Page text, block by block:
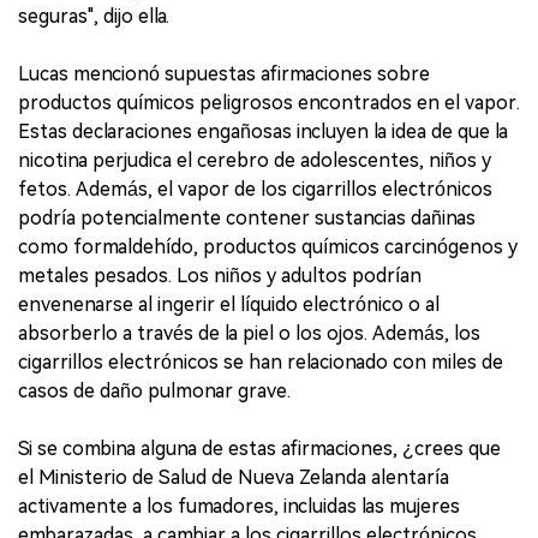
seguras", dijo ella.
Lucas mencionó supuestas afirmaciones sobre
productos químicos peligrosos encontrados en el vapor.
Estas declaraciones engañosas incluyen la idea de que la
nicotina perjudica el cerebro de adolescentes, niños y
fetos. Además, el vapor de los cigarrillos electrónicos
podría potencialmente contener sustancias dañinas
como formaldehído, productos químicos carcinógenos y
metales pesados. Los niños y adultos podrían
envenenarse al ingerir el líquido electrónico o al
absorberlo a través de la piel o los ojos. Además, los
cigarrillos electrónicos se han relacionado con miles de
casos de daño pulmonar grave.
Si se combina alguna de estas afirmaciones, ¿crees que
el Ministerio de Salud de Nueva Zelanda alentaría
activamente a los fumadores, incluidas las mujeres